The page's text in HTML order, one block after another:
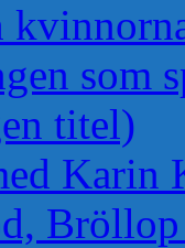
som
titel)
Karin